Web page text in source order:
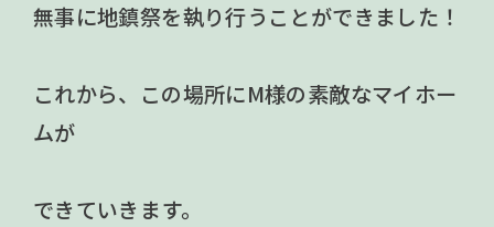
無事に地鎮祭を執り行うことができました！
これから、この場所にM様の素敵なマイホー
ムが
できていきます。